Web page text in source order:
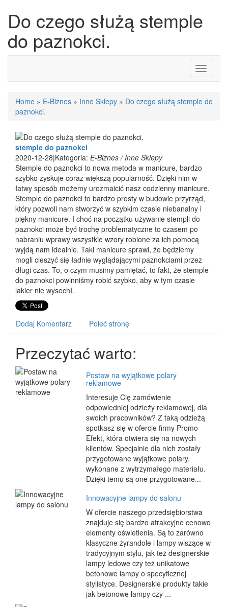
Do czego służą stemple
do paznokci.
Toggle
Home » E-Biznes » Inne Sklepy » Do czego służą stemple do
paznokci.
stemple do paznokci
2020-12-28|Kategoria: E-Biznes / Inne Sklepy
Stemple do paznokci to nowa metoda w manicure, bardzo
szybko zyskuje coraz większą popularność. Dzięki nim w
łatwy sposób możemy urozmaicić nasz codzienny manicure.
Stemple do paznokci to bardzo prosty w budowie przyrząd,
który pozwoli nam stworzyć w szybkim czasie niebanalny i
piękny manicure. I choć na początku używanie stempli do
paznokci może być trochę problematyczne to czasem po
nabraniu wprawy wszystkie wzory robione za ich pomocą
wyjdą nam idealnie. Taki manicure sprawi, że będziemy
mogli cieszyć się ładnie wyglądającymi paznokciami przez
długi czas. To, o czym musimy pamiętać, to fakt, że stemple
do paznokci powinniśmy robić szybko, aby w tym czasie
lakier nie wysechł.
Dodaj Komentarz Poleć stronę
Przeczytać warto:
Postaw na wyjątkowe polary
reklamowe
Interesuje Cię zamówienie
odpowiedniej odzieży reklamowej, dla
swoich pracowników? Z taką odzieżą
spotkasz się w ofercie firmy Promo
Efekt, która otwiera się na nowych
klientów. Specjalnie dla nich zostały
przygotowane wyjątkowe polary,
wykonane z wytrzymałego materiału.
Dzięki temu są one przygotowane...
Innowacyjne lampy do salonu
W ofercie naszego przedsiębiorstwa
znajduje się bardzo atrakcyjne cenowo
elementy oświetlenia. Są to zarówno
klasyczne żyrandole i lampy wiszące w
tradycyjnym stylu, jak też designerskie
lampy ledowe czy też unikatowe
betonowe lampy o specyficznej
stylistyce. Designerskie produkty takie
jak betonowe lampy czy ...